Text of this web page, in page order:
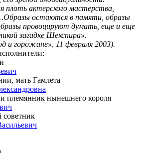
плоть актерского мастерства,
остаются в памяти, образы
провоцируют думать, еще и еще
загадке Шекспира».
и горожане», 11 февраля 2003).
мать Гамлета
племянник нынешнего короля
советник